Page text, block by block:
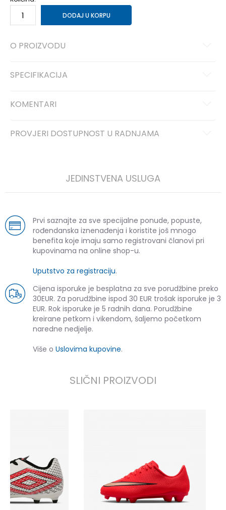
DODAJ U KORPU
O PROIZVODU
SPECIFIKACIJA
KOMENTARI
PROVJERI DOSTUPNOST U RADNJAMA
JEDINSTVENA USLUGA
Prvi saznajte za sve specijalne ponude, popuste,
rođendanska iznenađenja i koristite još mnogo
benefita koje imaju samo registrovani članovi pri
kupovinama na online shop-u.
Uputstvo za registraciju.
Cijena isporuke je besplatna za sve porudžbine preko
30EUR. Za porudžbine ispod 30 EUR trošak isporuke je 3
EUR. Rok isporuke je 5 radnih dana. Porudžbine
kreirane petkom i vikendom, šaljemo početkom
naredne nedjelje.
Više o Uslovima kupovine.
SLIČNI PROIZVODI